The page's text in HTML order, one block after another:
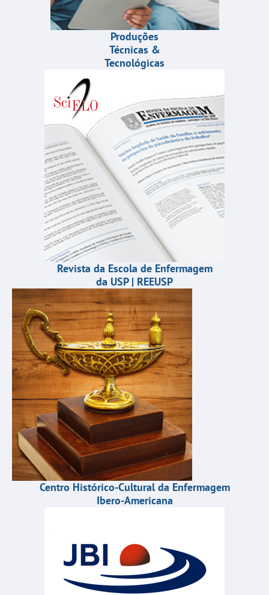
Produções
Técnicas &
Tecnológicas
Revista da Escola de Enfermagem
da USP | REEUSP
Centro Histórico-Cultural da Enfermagem
Ibero-Americana